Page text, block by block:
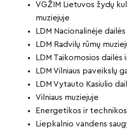
VGŽIM Lietuvos žydų
muziejuje
LDM Nacionalinėje
LDM Radvilų rūmų
LDM Taikomosios dailės
LDM Vilniaus paveikslų
LDM Vytauto Kasiulio
Vilniaus muziejuje
Energetikos ir
Liepkalnio vandens